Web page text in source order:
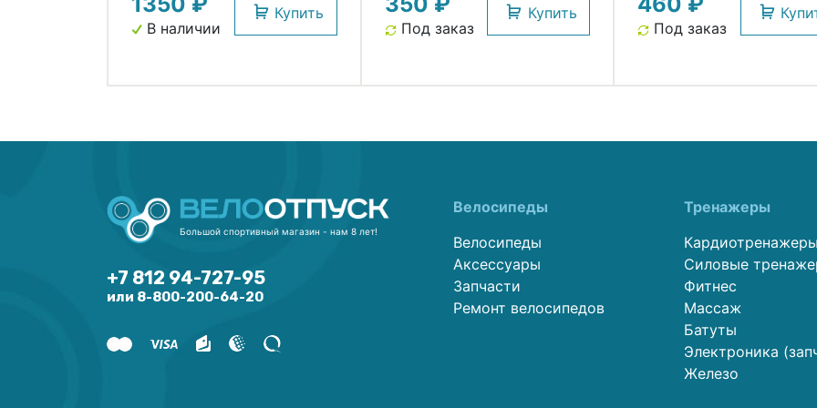
В наличии
Купить
Под заказ
Купить
Под заказ
Большой спортивный магазин - нам 8 лет!
+7 812 94-727-95
или 8-800-200-64-20
Велосипеды
Велосипеды
Аксессуары
Запчасти
Ремонт велосипедов
Тренажеры
Кардиотренажеры
Силовые
Фитнес
Массаж
Батуты
Электроника
Железо